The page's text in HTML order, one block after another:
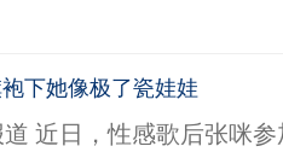
下她像极了瓷娃娃
道 近日，性感歌后张咪